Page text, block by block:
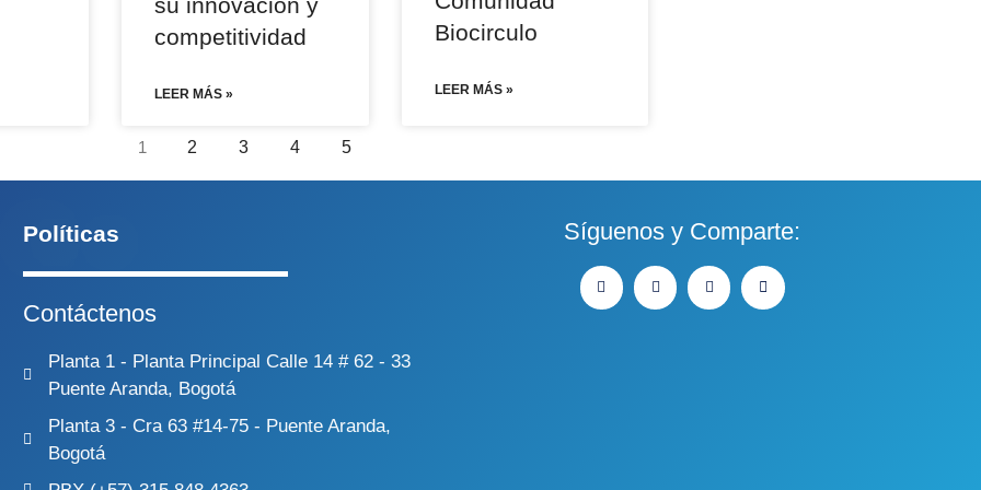
competitividad
LEER MÁS »
Biocirculo
LEER MÁS »
1 2 3 4 5
Políticas
Contáctenos
Planta 1 - Planta Principal Calle 14 # 62 - 33
Puente Aranda, Bogotá
Planta 3 - Cra 63 #14-75 - Puente Aranda,
Bogotá
Síguenos y Comparte: